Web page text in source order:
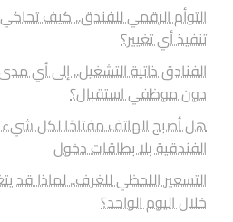
التوأم الرقمي للفندق.. كيف
تنفيذ أي تغيير؟
الفنادق ذاتية التشغيل.. إلى أي
دون موظفي استقبال؟
هل أصبح الهاتف مفتاحًا لكل
الفندقية بلا بطاقات دخول
التسعير اللحظي للغرف.. لماذا قد
خلال اليوم الواحد؟